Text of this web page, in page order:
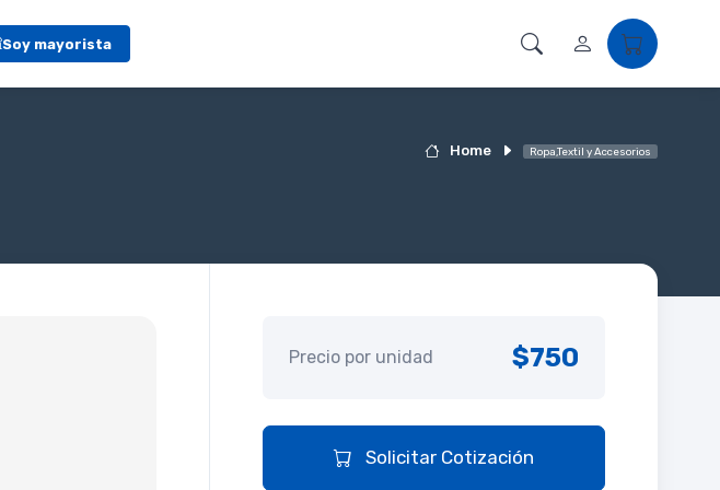
Soy mayorista
Home Ropa,Textil y Accesorios
Precio por unidad $750
Solicitar Cotización